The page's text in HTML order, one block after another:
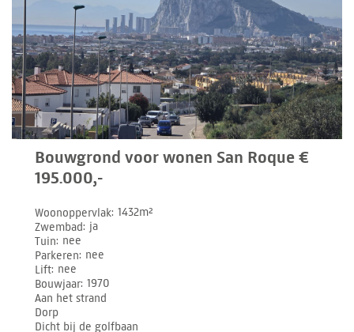
Bouwgrond voor wonen San Roque €
195.000,-
Woonoppervlak 1432m²
Zwembad ja
Tuin nee
Parkeren nee
Lift nee
Bouwjaar 1970
Aan het strand
Dorp
Dicht bij de golfbaan